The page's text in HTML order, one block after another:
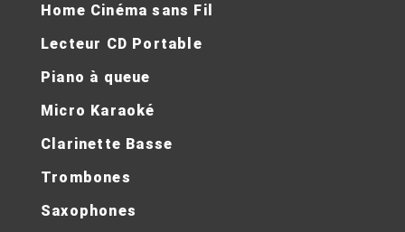
Home Cinéma sans Fil
Lecteur CD Portable
Piano à queue
Micro Karaoké
Clarinette Basse
Trombones
Saxophones